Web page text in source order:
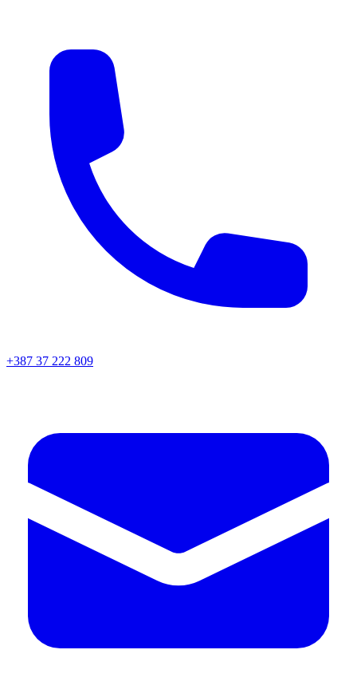
+387 37 222 809